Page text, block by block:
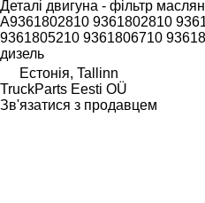
Деталі двигуна - фільтр
A9361802810 9361802810
9361805210 9361806710
дизель
Естонія, Tallinn
TruckParts Eesti OÜ
Зв'язатися з продавцем